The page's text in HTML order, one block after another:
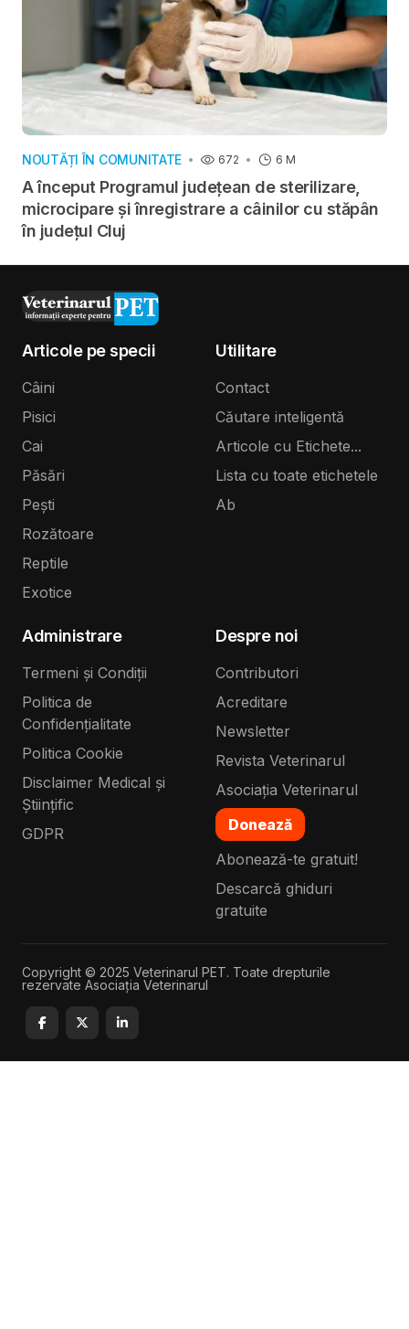
NOUTĂȚI ÎN COMUNITATE 672 6 M
A început Programul județean de sterilizare,
microcipare și înregistrare a câinilor cu stăpân
în județul Cluj
Articole pe specii
Câini
Pisici
Cai
Păsări
Pești
Rozătoare
Reptile
Exotice
Utilitare
Contact
Căutare inteligentă
Articole cu Etichete...
Lista cu toate etichetele
Ab
Administrare
Termeni și Condiții
Politica de
Confidențialitate
Politica Cookie
Disclaimer Medical și
Științific
GDPR
Despre noi
Contributori
Acreditare
Newsletter
Revista Veterinarul
Asociația Veterinarul
Donează
Abonează-te gratuit!
Descarcă ghiduri
gratuite
Copyright © 2025 Veterinarul PET. Toate drepturile
rezervate Asociația Veterinarul